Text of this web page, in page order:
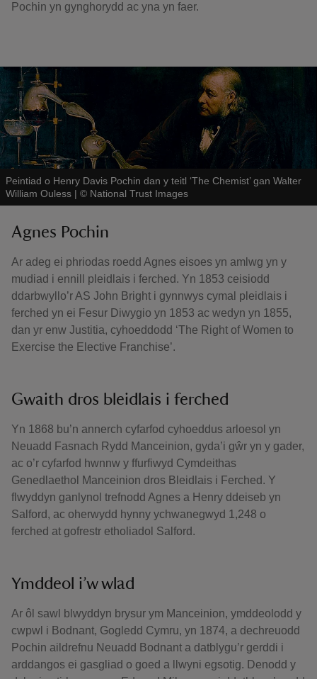
Pochin yn gynghorydd ac yna yn faer.
Peintiad o Henry Davis Pochin dan y teitl ‘The Chemist’ gan Walter
William Ouless | © National Trust Images
Agnes Pochin
Ar adeg ei phriodas roedd Agnes eisoes yn amlwg yn y
mudiad i ennill pleidlais i ferched. Yn 1853 ceisiodd
ddarbwyllo’r AS John Bright i gynnwys cymal pleidlais i
ferched yn ei Fesur Diwygio yn 1853 ac wedyn yn 1855,
dan yr enw Justitia, cyhoeddodd ‘The Right of Women to
Exercise the Elective Franchise’.
Gwaith dros bleidlais i ferched
Yn 1868 bu’n annerch cyfarfod cyhoeddus arloesol yn
Neuadd Fasnach Rydd Manceinion, gyda’i gŵr yn y gader,
ac o’r cyfarfod hwnnw y ffurfiwyd Cymdeithas
Genedlaethol Manceinion dros Bleidlais i Ferched. Y
flwyddyn ganlynol trefnodd Agnes a Henry ddeiseb yn
Salford, ac oherwydd hynny ychwanegwyd 1,248 o
ferched at gofrestr etholiadol Salford.
Ymddeol i’w wlad
Ar ôl sawl blwyddyn brysur ym Manceinion, ymddeolodd y
cwpwl i Bodnant, Gogledd Cymru, yn 1874, a dechreuodd
Pochin aildrefnu Neuadd Bodnant a datblygu’r gerddi i
arddangos ei gasgliad o goed a llwyni egsotig. Denodd y